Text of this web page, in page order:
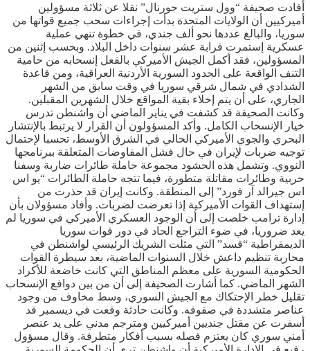
أفادت صحيفة “وول ستريت جورنال” نقلا عن ثلاثة مسؤولين
أميركيين أن الولايات المتحدة بدأت إجراءات سحب جميع قواتها من
سوريا، والبالغ عددها نحو ألف جندي، في خطوة تنهي عملية
عسكرية إستمرت قرابة عشر سنوات داخل البلاد. وبحسب إثنين من
المسؤولين، فقد أكمل الجيش الأميركي بالفعل إنسحابه من حامية
التنف الواقعة على الحدود السورية الأردنية العراقية، ومن قاعدة
الشدادي في شمال شرقي سوريا في وقت سابق من الشهر
الجاري، على أن يتم إخلاء بقية المواقع خلال الشهرين المقبلين.
وكانت الصحيفة قد كشفت في يناير الماضي أن واشنطن تدرس
خيار الإنسحاب الكامل. وأكد المسؤولون أن القرار لا يرتبط بالإنتشار
البحري والجوي الأميركي الحالي في الشرق الأوسط، تحسبا لإحتمال
توجيه ضربات لإيران في حال فشل المفاوضات المتعلقة ببرنامجها
النووي. وتشمل هذه الحشود مجموعة حاملة طائرات ضاربة وسفنا
حربية وطائرات مقاتلة متطورة، فيما تتجه حاملة الطائرات “يو اس
اس جيرالد آر فورد” إلى المنطقة. وكانت إيران قد حذرت من
إستهداف القوات الأميركية إذا تعرضت لضربات. وأفاد مسؤولان بأن
إدارة ترامب خلصت إلى أن الوجود العسكري الأميركي في سوريا لم
يعد ضروريا، في ضوء التراجع الحاد في دور قوات سوريا
الديمقراطية “قسد” التي مثلت الشريك الرئيسي لواشنطن في
محاربة تنظيم داعش خلال السنوات الماضية، بعد سيطرة القوات
الحكومية السورية على معظم المناطق التي كانت خاضعة للأكراد
الشهر الماضي. كما أشارت الصحيفة إلى أن من بين دوافع الإنسحاب
تقليل خطر الإحتكاك مع الجيش السوري، وسط مخاوف من وجود
عناصر متشددة في صفوفه. وكانت حادثة وقعت في ديسمبر قد
أسفرت عن مقتل جنديين أميركيين ومترجم مدني على يد عنصر
أمني سوري كان يعتزم فصله بسبب أفكار متطرفة. وقال مسؤول